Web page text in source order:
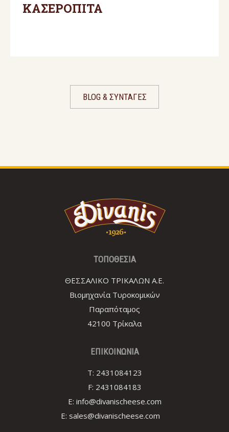
ΚΑΣΕΡΟΠΙΤΑ
BLOG & ΣΥΝΤΑΓΕΣ
TOΠΟΘΕΣΙΑ
ΘΕΣΣΑΛΙΚΟ ΤΡΙΚΑΛΩΝ Α.Ε.
Βιομηχανία Τυροκομικών
Παραπόταμος
42100 Τρίκαλα
ΕΠΙΚΟΙΝΩΝΙΑ
T: 2431084123
F: 2431084183
E: info@divanischeese.com
E: sales@divanischeese.com